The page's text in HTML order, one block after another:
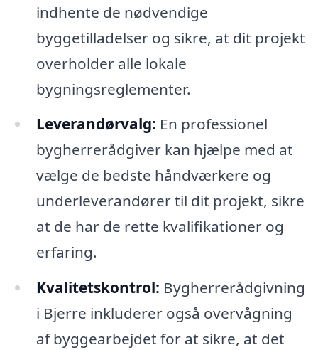
indhente de nødvendige
byggetilladelser og sikre, at dit projekt
overholder alle lokale
bygningsreglementer.
Leverandørvalg: En professionel
bygherrerådgiver kan hjælpe med at
vælge de bedste håndværkere og
underleverandører til dit projekt, sikre
at de har de rette kvalifikationer og
erfaring.
Kvalitetskontrol: Bygherrerådgivning
i Bjerre inkluderer også overvågning
af byggearbejdet for at sikre, at det